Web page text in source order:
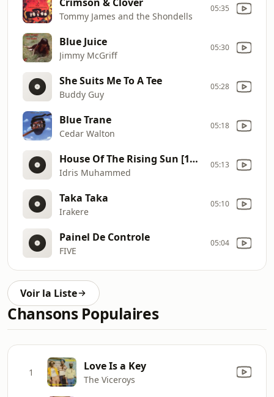
Tommy James and the Shondells
05:35
Blue Juice
Jimmy McGriff
05:30
She Suits Me To A Tee
Buddy Guy
05:28
Blue Trane
Cedar Walton
05:18
House Of The Rising Sun [1976].wmv
Idris Muhammed
05:13
Taka Taka
Irakere
05:10
Painel De Controle
FIVE
05:04
Voir la Liste
Chansons Populaires
1 Love Is a Key
The Viceroys